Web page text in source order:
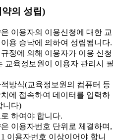
의 성립)
이용자의 이용신청에 대한 교
용 승낙에 의하여 성립됩니다.
정에 의해 이용자가 이용 신청
교육정보원이 이용자 관리시 필
방식(교육정보원의 컴퓨터 등
에 접속하여 데이터를 입력하
니다)
하여야 합니다.
이용자번호 단위로 체결하며,
이용자번호 이상이어야 합니